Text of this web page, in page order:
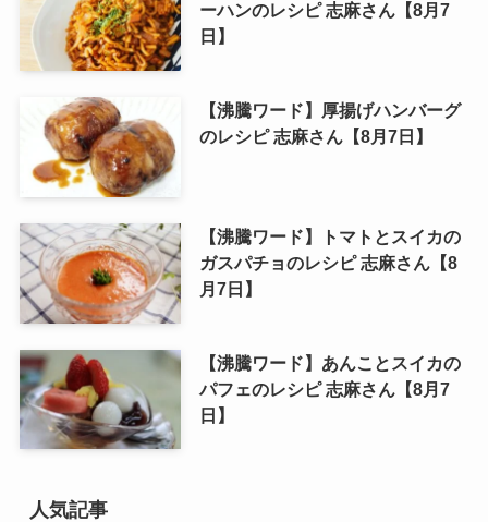
ーハンのレシピ 志麻さん【8月7
日】
【沸騰ワード】厚揚げハンバーグ
のレシピ 志麻さん【8月7日】
【沸騰ワード】トマトとスイカの
ガスパチョのレシピ 志麻さん【8
月7日】
【沸騰ワード】あんことスイカの
パフェのレシピ 志麻さん【8月7
日】
人気記事